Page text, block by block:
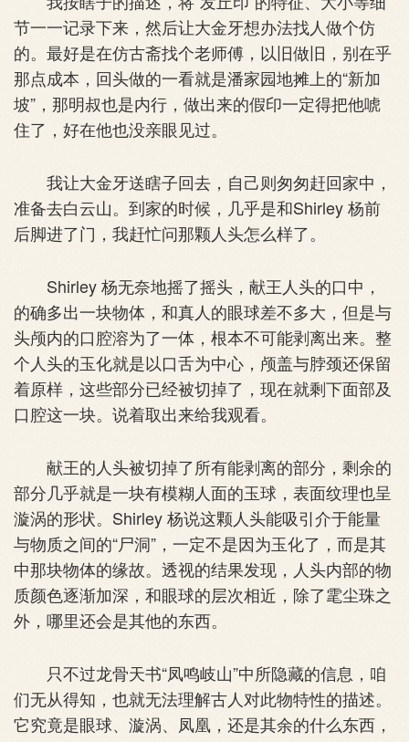
节一一记录下来，然后让大金牙想办法找人做个仿
的。最好是在仿古斋找个老师傅，以旧做旧，别在乎
那点成本，回头做的一看就是潘家园地摊上的“新加
坡”，那明叔也是内行，做出来的假印一定得把他唬
住了，好在他也没亲眼见过。
我让大金牙送瞎子回去，自己则匆匆赶回家中，
准备去白云山。到家的时候，几乎是和Shirley 杨前
后脚进了门，我赶忙问那颗人头怎么样了。
Shirley 杨无奈地摇了摇头，献王人头的口中，
的确多出一块物体，和真人的眼球差不多大，但是与
头颅内的口腔溶为了一体，根本不可能剥离出来。整
个人头的玉化就是以口舌为中心，颅盖与脖颈还保留
着原样，这些部分已经被切掉了，现在就剩下面部及
口腔这一块。说着取出来给我观看。
献王的人头被切掉了所有能剥离的部分，剩余的
部分几乎就是一块有模糊人面的玉球，表面纹理也呈
漩涡的形状。Shirley 杨说这颗人头能吸引介于能量
与物质之间的“尸洞”，一定不是因为玉化了，而是其
中那块物体的缘故。透视的结果发现，人头内部的物
质颜色逐渐加深，和眼球的层次相近，除了雮尘珠之
外，哪里还会是其他的东西。
只不过龙骨天书“凤鸣岐山”中所隐藏的信息，咱
们无从得知，也就无法理解古人对此物特性的描述。
它究竟是眼球、漩涡、凤凰，还是其余的什么东西，